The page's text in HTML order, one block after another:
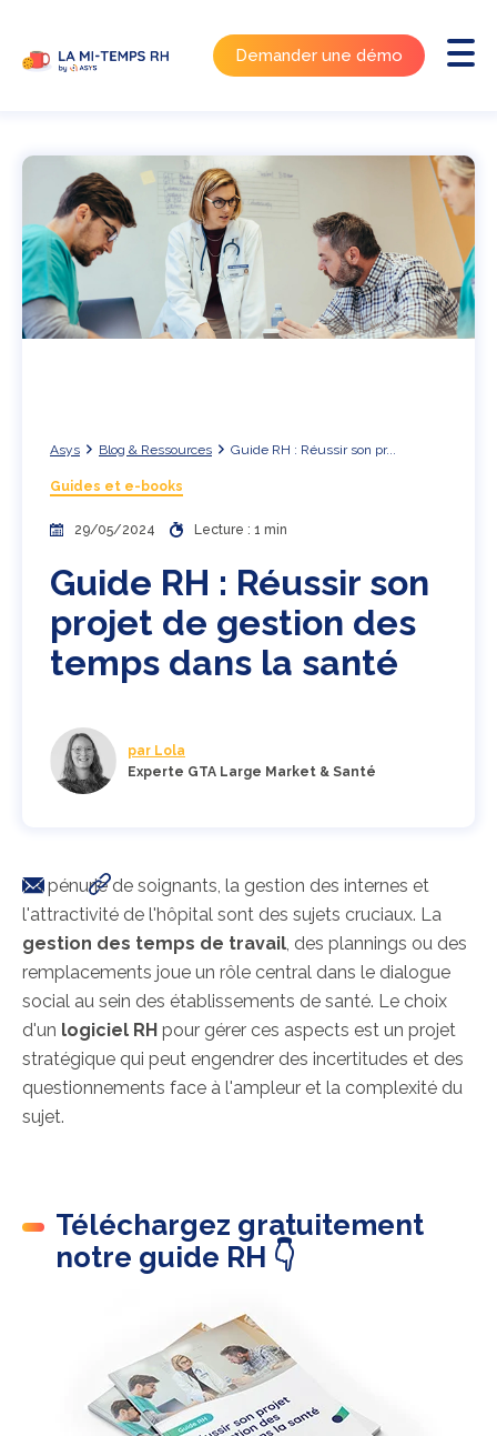
Demander une démo
Asys Blog & Ressources Guide RH : Réussir son pr...
Guides et e-books
29/05/2024 Lecture : 1 min
Guide RH : Réussir son
projet de gestion des
temps dans la santé
par Lola
Experte GTA Large Market & Santé
La pénurie de soignants, la gestion des internes et
l'attractivité de l'hôpital sont des sujets cruciaux. La
gestion des temps de travail, des plannings ou des
remplacements joue un rôle central dans le dialogue
social au sein des établissements de santé. Le choix
d'un logiciel RH pour gérer ces aspects est un projet
stratégique qui peut engendrer des incertitudes et des
questionnements face à l'ampleur et la complexité du
sujet.
Téléchargez gratuitement
notre guide RH 👇